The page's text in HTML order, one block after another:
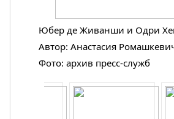
Юбер де Живанши и Одри
Автор: Анастасия
Фото: архив пресс-служб